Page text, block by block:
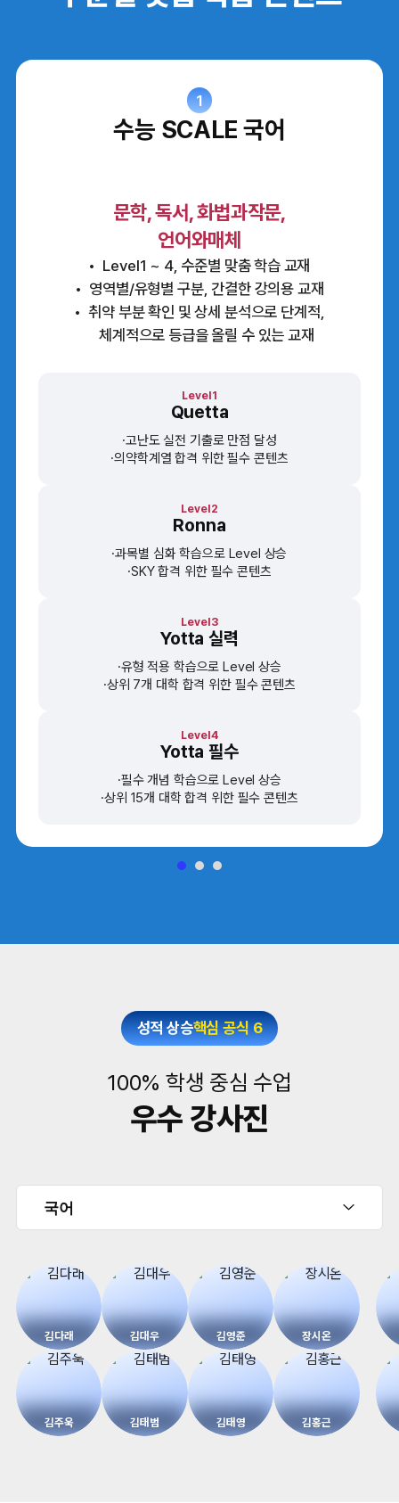
1
수능 SCALE 국어
문학, 독서, 화법과작문,
언어와매체
Level1 ~ 4, 수준별 맞춤 학습 교재
영역별/유형별 구분, 간결한 강의용 교재
취약 부분 확인 및 상세 분석으로 단계적,
체계적으로 등급을 올릴 수 있는 교재
Level1
Quetta
고난도 실전 기출로 만점 달성
의약학계열 합격 위한 필수 콘텐츠
Level2
Ronna
과목별 심화 학습으로 Level 상승
SKY 합격 위한 필수 콘텐츠
Level3
Yotta 실력
유형 적용 학습으로 Level 상승
상위 7개 대학 합격 위한 필수 콘텐츠
Level4
Yotta 필수
필수 개념 학습으로 Level 상승
상위 15개 대학 합격 위한 필수 콘텐츠
성적 상승핵심 공식 6
100% 학생 중심 수업
우수 강사진
김다래 김대우 김영준 장시온
김주욱 김태범 김태영 김홍근